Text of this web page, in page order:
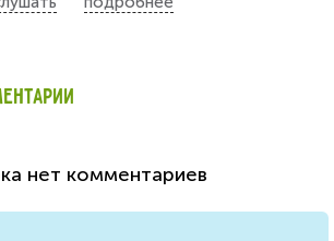
нет комментариев